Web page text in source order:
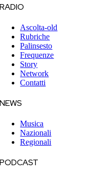
RADIO
Ascolta-old
Rubriche
Palinsesto
Frequenze
Story
Network
Contatti
NEWS
Musica
Nazionali
Regionali
PODCAST